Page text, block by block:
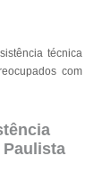
técnica
com